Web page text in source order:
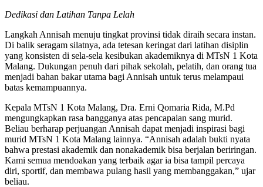
Dedikasi dan Latihan Tanpa Lelah
Langkah Annisah menuju tingkat provinsi tidak diraih secara instan.
Di balik seragam silatnya, ada tetesan keringat dari latihan disiplin
yang konsisten di sela-sela kesibukan akademiknya di MTsN 1 Kota
Malang. Dukungan penuh dari pihak sekolah, pelatih, dan orang tua
menjadi bahan bakar utama bagi Annisah untuk terus melampaui
batas kemampuannya.
Kepala MTsN 1 Kota Malang, Dra. Erni Qomaria Rida, M.Pd
mengungkapkan rasa bangganya atas pencapaian sang murid.
Beliau berharap perjuangan Annisah dapat menjadi inspirasi bagi
murid MTsN 1 Kota Malang lainnya. “Annisah adalah bukti nyata
bahwa prestasi akademik dan nonakademik bisa berjalan beriringan.
Kami semua mendoakan yang terbaik agar ia bisa tampil percaya
diri, sportif, dan membawa pulang hasil yang membanggakan,” ujar
beliau.